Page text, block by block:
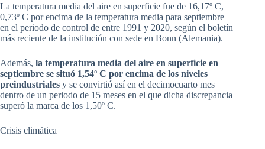
La temperatura media del aire en superficie fue de 16,17º C,
0,73º C por encima de la temperatura media para septiembre
en el periodo de control de entre 1991 y 2020, según el boletín
más reciente de la institución con sede en Bonn (Alemania).
Además, la temperatura media del aire en superficie en
septiembre se situó 1,54º C por encima de los niveles
preindustriales y se convirtió así en el decimocuarto mes
dentro de un periodo de 15 meses en el que dicha discrepancia
superó la marca de los 1,50º C.
Crisis climática